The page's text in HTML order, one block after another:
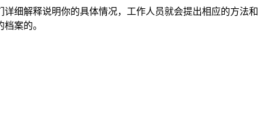
细解释说明你的具体情况，工作人员就会提出相应的方法和
案的。